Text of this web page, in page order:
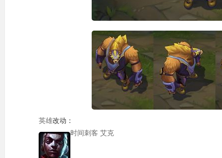
英雄改动：
时间刺客 艾克